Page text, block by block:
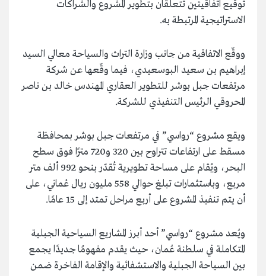
توقيع اتفاقيتين تتعلقان بتطوير المشروع والشراكات
الاستراتيجية المرتبطة به.
ووقّع الاتفاقية من جانب وزارة التراث والسياحة معالي السيد
إبراهيم بن سعيد البوسعيدي، فيما وقّعها عن شركة
مرتفعات جبل بوشر للتطوير العقاري المهندس خالد بن ناصر
المحروقي الرئيس التنفيذي للشركة.
ويقع مشروع “رواسي” في مرتفعات جبل بوشر بمحافظة
مسقط على ارتفاعات تتراوح بين 320 و720 مترًا فوق سطح
البحر، ويُقام على مساحة تطويرية تُقدّر بنحو 992 ألف متر
مربع، وباستثمارات تبلغ حوالي 558 مليون ريال عُماني، على
أن يتم تنفيذ المشروع على أربع مراحل تمتد إلى 15 عامًا.
ويُعد مشروع “رواسي” أحد أبرز المشاريع السياحية الجبلية
المتكاملة في سلطنة عُمان، حيث يقدم مفهومًا جديدًا يجمع
بين السياحة الجبلية والاستشفائية والإقامة الفاخرة ضمن